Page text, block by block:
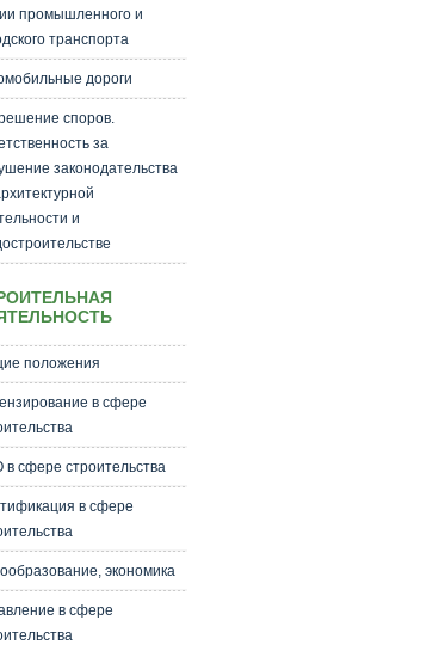
промышленного и
транспорта
дороги
споров.
за
законодательства
и
положения
в сфере
сфере строительства
в сфере
экономика
в сфере